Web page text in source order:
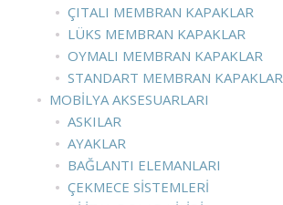
ÇITALI MEMBRAN KAPAKLAR
LÜKS MEMBRAN KAPAKLAR
OYMALI MEMBRAN KAPAKLAR
STANDART MEMBRAN KAPAKLAR
MOBILYA AKSESUARLARI
ASKILAR
AYAKLAR
BAĞLANTI ELEMANLARI
ÇEKMECE SISTEMLERI